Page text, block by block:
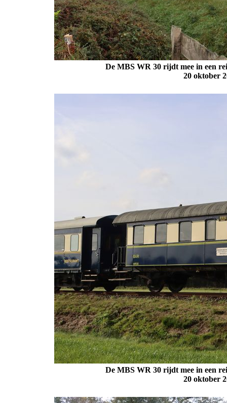
De MBS WR 30 rijdt mee in een
20 oktober
De MBS WR 30 rijdt mee in een
20 oktober